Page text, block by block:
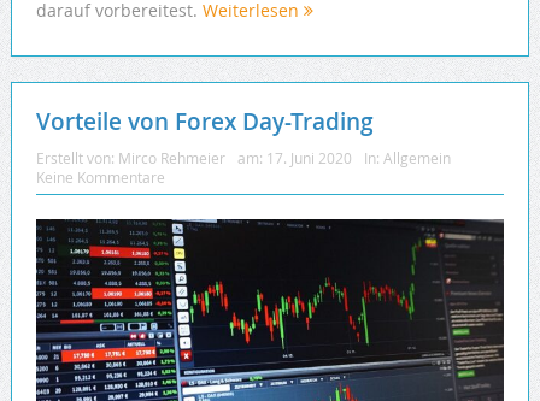
darauf vorbereitest. Weiterlesen
Vorteile von Forex Day-Trading
Erstellt von: Mirco Rehmeier am: 17. Juni 2020 In: Allgemein
Keine Kommentare